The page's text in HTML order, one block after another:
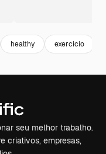
healthy exercicio
seu melhor trabalho.
criativos, empresas,